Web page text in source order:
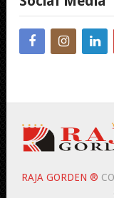
RAJA GORDEN ®